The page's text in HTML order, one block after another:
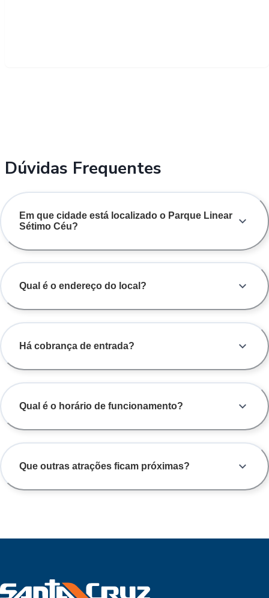
Dúvidas Frequentes
Em que cidade está localizado o Parque Linear
Sétimo Céu?
Qual é o endereço do local?
Há cobrança de entrada?
Qual é o horário de funcionamento?
Que outras atrações ficam próximas?